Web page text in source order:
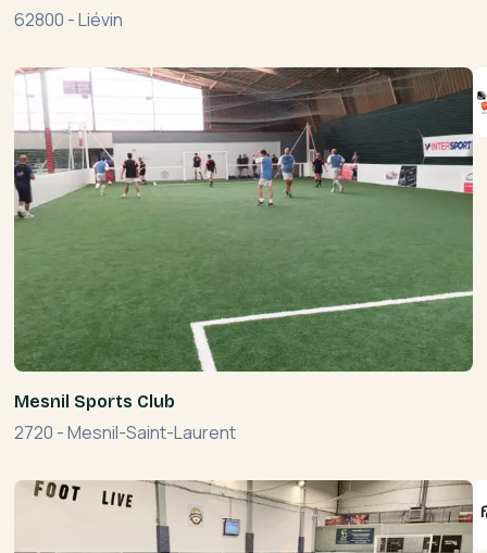
62800 -Liévin
Mesnil Sports Club
2720 -Mesnil-Saint-Laurent